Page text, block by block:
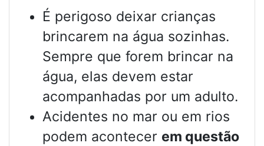
É perigoso deixar crianças
brincarem na água sozinhas.
Sempre que forem brincar na
água, elas devem estar
acompanhadas por um adulto.
Acidentes no mar ou em rios
podem acontecer em questão